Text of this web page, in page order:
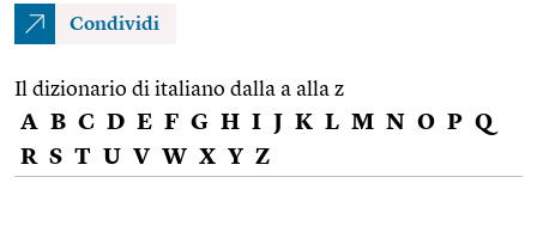
Condividi
Il dizionario di italiano dalla a alla z
A B C D E F G H I J K L M N O P Q
R S T U V W X Y Z